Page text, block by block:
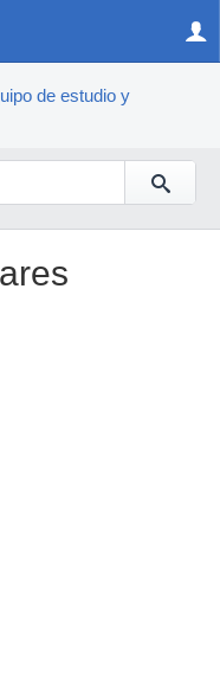
de estudio y